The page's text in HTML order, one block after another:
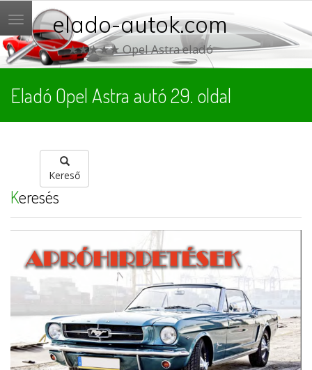
Menü elado-autok.com
★★★★★ Opel Astra eladó
Eladó Opel Astra autó 29. oldal
Kereső
Keresés